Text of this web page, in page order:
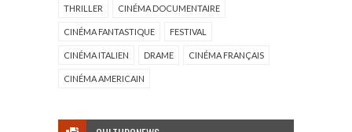
THRILLER CINÉMA DOCUMENTAIRE
CINÉMA FANTASTIQUE FESTIVAL
CINÉMA ITALIEN DRAME CINÉMA FRANÇAIS
CINÉMA AMERICAIN